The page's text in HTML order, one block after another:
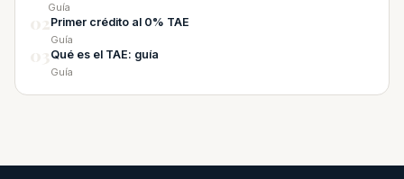
Guía
Primer crédito al 0% TAE
Guía
Qué es el TAE: guía
Guía